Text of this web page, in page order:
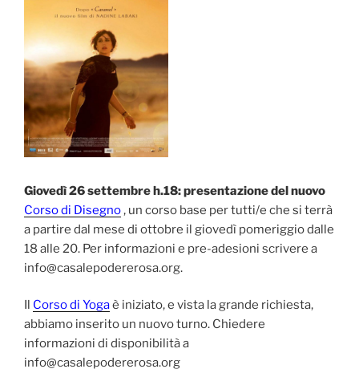
Giovedì 26 settembre h.18: presentazione del nuovo
Corso di Disegno , un corso base per tutti/e che si terrà
a partire dal mese di ottobre il giovedì pomeriggio dalle
18 alle 20. Per informazioni e pre-adesioni scrivere a
info@casalepodererosa.org.
Il Corso di Yogaè iniziato, e vista la grande richiesta,
abbiamo inserito un nuovo turno. Chiedere
informazioni di disponibilità a
info@casalepodererosa.org